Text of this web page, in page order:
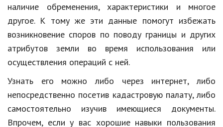
наличие обременения, характеристики и многое
другое. К тому же эти данные помогут избежать
возникновение споров по поводу границы и других
атрибутов земли во время использования или
осуществления операций с ней.
Узнать его можно либо через интернет, либо
непосредственно посетив кадастровую палату, либо
самостоятельно изучив имеющиеся документы.
Впрочем, если у вас хорошие навыки пользования